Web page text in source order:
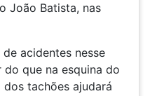
João Batista, nas
de acidentes nesse
que na esquina do
tachões ajudará